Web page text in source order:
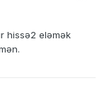
hissə2 eləmək